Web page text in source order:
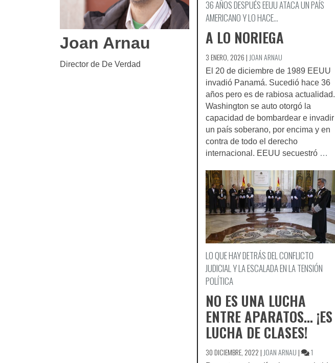
Joan Arnau
Director de De Verdad
36 AÑOS DESPUÉS EEUU ATACA UN PAÍS
AMERICANO Y LO HACE...
A LO NORIEGA
3 ENERO, 2026 | JOAN ARNAU
El 20 de diciembre de 1989 EEUU
invadió Panamá. Sucedió hace 36
años pero es de rabiosa actualidad.
Washington se auto otorgó la
capacidad de bombardear e invadir
un país soberano, por encima y en
contra de todo el derecho
internacional. EEUU secuestró …
LO QUE HAY DETRÁS DEL CONFLICTO
JUDICIAL Y LA ESCALADA EN LA TENSIÓN
POLÍTICA
NO ES UNA LUCHA
ENTRE APARATOS… ¡ES
LUCHA DE CLASES!
30 DICIEMBRE, 2022 | JOAN ARNAU | 1